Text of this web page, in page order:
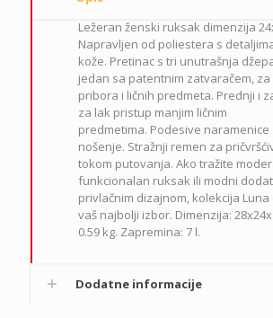
Ležeran ženski ruksak dimenzija
Napravljen od poliestera s
kože. Pretinac s tri unutrašnja
jedan sa patentnim zatvaračem,
pribora i ličnih predmeta. Prednji i
za lak pristup manjim ličnim
predmetima. Podesive
nošenje. Stražnji remen za
tokom putovanja. Ako tražite
funkcionalan ruksak ili modni
privlačnim dizajnom, kolekcija Luna
vaš najbolji izbor. Dimenzija:
0.59 kg. Zapremina: 7 l.
Dodatne informacije